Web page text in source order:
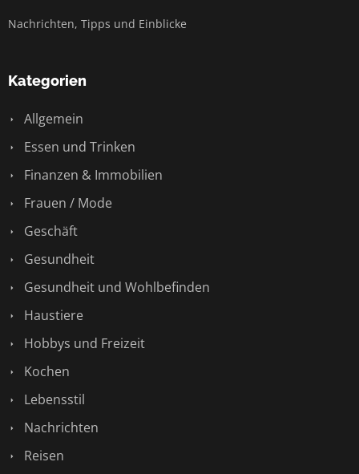
Nachrichten, Tipps und Einblicke
Kategorien
Allgemein
Essen und Trinken
Finanzen & Immobilien
Frauen / Mode
Geschäft
Gesundheit
Gesundheit und Wohlbefinden
Haustiere
Hobbys und Freizeit
Kochen
Lebensstil
Nachrichten
Reisen